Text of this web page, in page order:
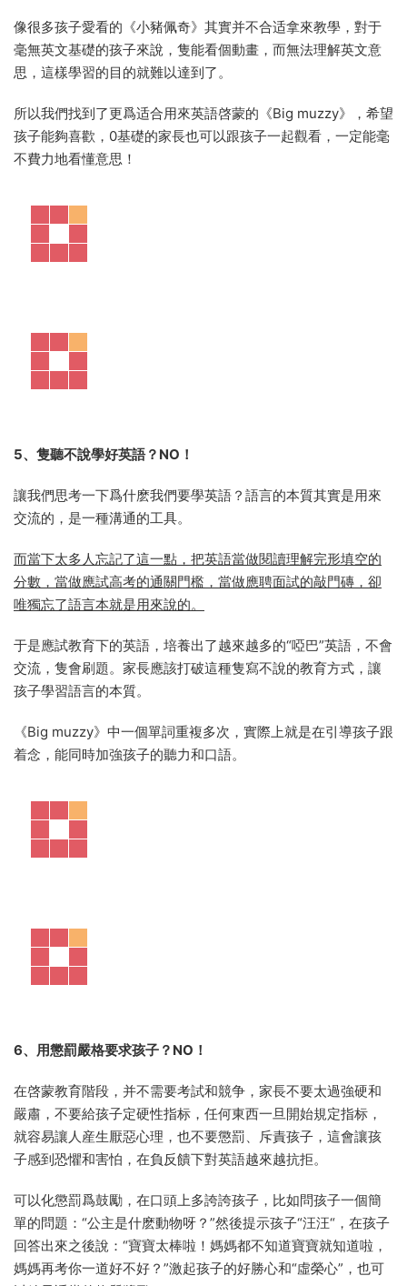
像很多孩子愛看的《小豬佩奇》其實并不合适拿來教學，對于
毫無英文基礎的孩子來說，隻能看個動畫，而無法理解英文意
思，這樣學習的目的就難以達到了。
所以我們找到了更爲适合用來英語啓蒙的《Big muzzy》，希望
孩子能夠喜歡，0基礎的家長也可以跟孩子一起觀看，一定能毫
不費力地看懂意思！
5、隻聽不說學好英語？NO！
讓我們思考一下爲什麽我們要學英語？語言的本質其實是用來
交流的，是一種溝通的工具。
而當下太多人忘記了這一點，把英語當做閱讀理解完形填空的
分數，當做應試高考的通關門檻，當做應聘面試的敲門磚，卻
唯獨忘了語言本就是用來說的。
于是應試教育下的英語，培養出了越來越多的“啞巴”英語，不會
交流，隻會刷題。家長應該打破這種隻寫不說的教育方式，讓
孩子學習語言的本質。
《Big muzzy》中一個單詞重複多次，實際上就是在引導孩子跟
着念，能同時加強孩子的聽力和口語。
6、用懲罰嚴格要求孩子？NO！
在啓蒙教育階段，并不需要考試和競争，家長不要太過強硬和
嚴肅，不要給孩子定硬性指标，任何東西一旦開始規定指标，
就容易讓人産生厭惡心理，也不要懲罰、斥責孩子，這會讓孩
子感到恐懼和害怕，在負反饋下對英語越來越抗拒。
可以化懲罰爲鼓勵，在口頭上多誇誇孩子，比如問孩子一個簡
單的問題：“公主是什麽動物呀？”然後提示孩子“汪汪“，在孩子
回答出來之後說：“寶寶太棒啦！媽媽都不知道寶寶就知道啦，
媽媽再考你一道好不好？”激起孩子的好勝心和“虛榮心”，也可